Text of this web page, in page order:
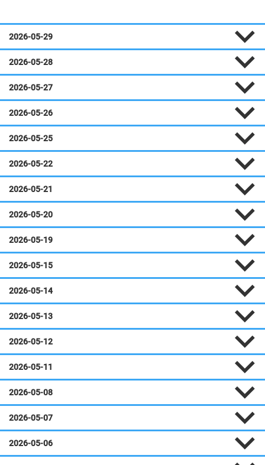
2026-05-29
2026-05-28
2026-05-27
2026-05-26
2026-05-25
2026-05-22
2026-05-21
2026-05-20
2026-05-19
2026-05-15
2026-05-14
2026-05-13
2026-05-12
2026-05-11
2026-05-08
2026-05-07
2026-05-06